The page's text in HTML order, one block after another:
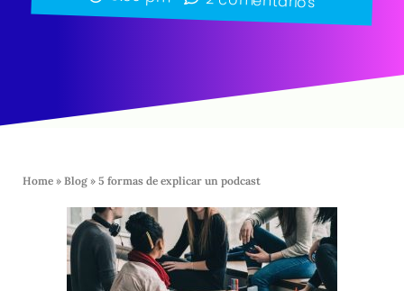
Home » Blog » 5 formas de explicar un podcast